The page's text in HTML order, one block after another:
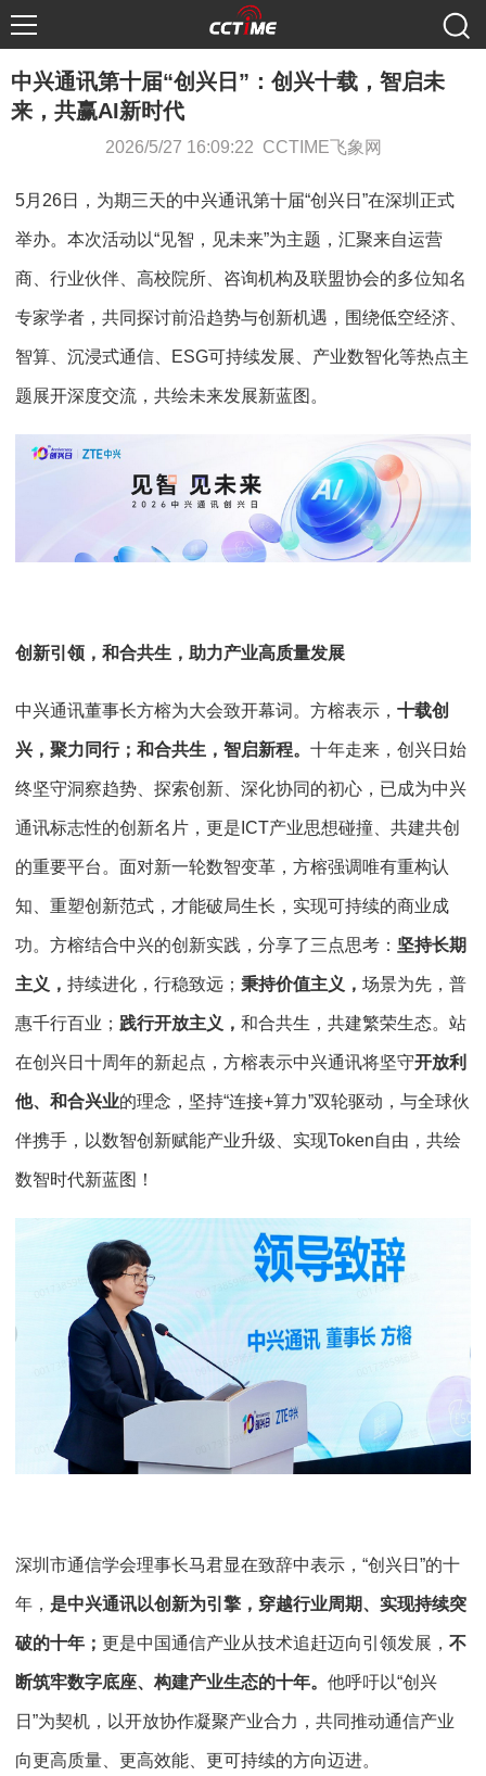
中兴通讯第十届“创兴日”：创兴十载，智启未
来，共赢AI新时代
2026/5/27 16:09:22 CCTIME飞象网
5月26日，为期三天的中兴通讯第十届“创兴日”在深圳正式
举办。本次活动以“见智，见未来”为主题，汇聚来自运营
商、行业伙伴、高校院所、咨询机构及联盟协会的多位知名
专家学者，共同探讨前沿趋势与创新机遇，围绕低空经济、
智算、沉浸式通信、ESG可持续发展、产业数智化等热点主
题展开深度交流，共绘未来发展新蓝图。
创新引领，和合共生，助力产业高质量发展
中兴通讯董事长方榕为大会致开幕词。方榕表示， 十载创
兴，聚力同行；和合共生，智启新程。 十年走来，创兴日始
终坚守洞察趋势、探索创新、深化协同的初心，已成为中兴
通讯标志性的创新名片，更是ICT产业思想碰撞、共建共创
的重要平台。面对新一轮数智变革，方榕强调唯有重构认
知、重塑创新范式，才能破局生长，实现可持续的商业成
功。方榕结合中兴的创新实践，分享了三点思考： 坚持长期
主义， 持续进化，行稳致远； 秉持价值主义， 场景为先，普
惠千行百业； 践行开放主义， 和合共生，共建繁荣生态。站
在创兴日十周年的新起点，方榕表示中兴通讯将坚守开放利
他、和合兴业的理念，坚持“连接+算力”双轮驱动，与全球伙
伴携手，以数智创新赋能产业升级、实现Token自由，共绘
数智时代新蓝图！
深圳市通信学会理事长马君显在致辞中表示，“创兴日”的十
年， 是中兴通讯以创新为引擎，穿越行业周期、实现持续突
破的十年； 更是中国通信产业从技术追赶迈向引领发展， 不
断筑牢数字底座、构建产业生态的十年。 他呼吁以“创兴
日”为契机，以开放协作凝聚产业合力，共同推动通信产业
向更高质量、更高效能、更可持续的方向迈进。